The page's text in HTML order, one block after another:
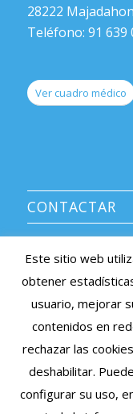
28222
Teléfono: 91 639
Ver cuadro médico
CONTACTAR
Información y
e-mail:
Listado de
Cita Previa Online
Este sitio web
obtener
usuario, mejorar
contenidos en
rechazar las
deshabilitar.
configurar su uso,